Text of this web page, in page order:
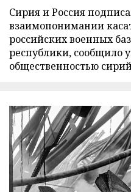
Сирия и Россия
взаимопонимании
российских военных
республики, сообщило
общественностью